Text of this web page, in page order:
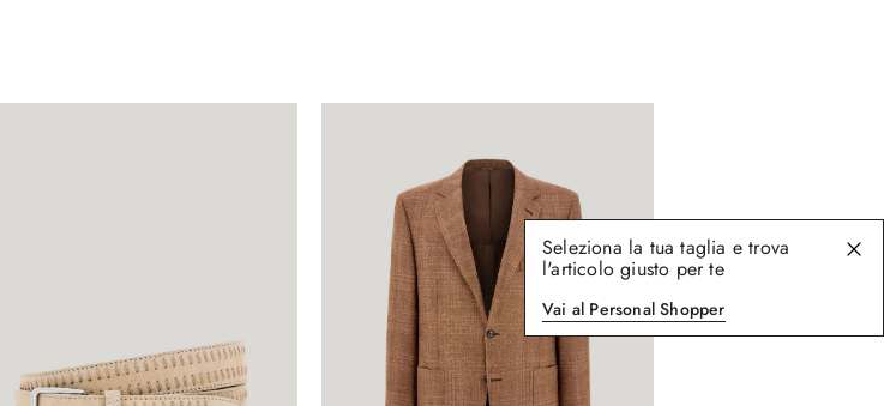
Seleziona la tua taglia e trova
l'articolo giusto per te
Vai al Personal Shopper